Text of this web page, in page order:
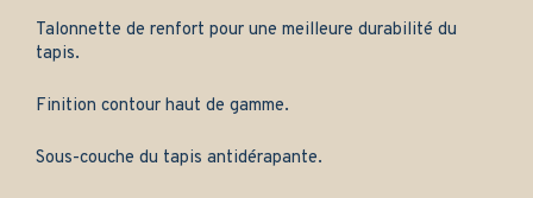
Talonnette de renfort pour une meilleure durabilité du
tapis.
Finition contour haut de gamme.
Sous-couche du tapis antidérapante.